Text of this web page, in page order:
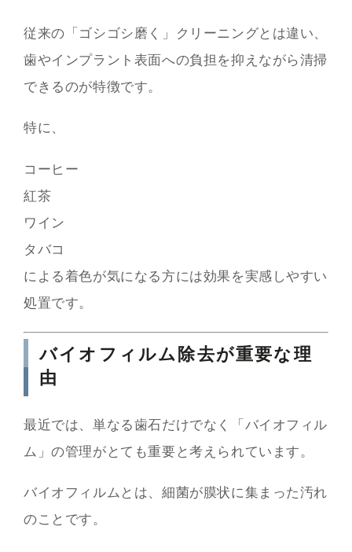
従来の「ゴシゴシ磨く」クリーニングとは違い、
歯やインプラント表面への負担を抑えながら清掃
できるのが特徴です。
特に、
コーヒー
紅茶
ワイン
タバコ
による着色が気になる方には効果を実感しやすい
処置です。
バイオフィルム除去が重要な理
由
最近では、単なる歯石だけでなく「バイオフィル
ム」の管理がとても重要と考えられています。
バイオフィルムとは、細菌が膜状に集まった汚れ
のことです。